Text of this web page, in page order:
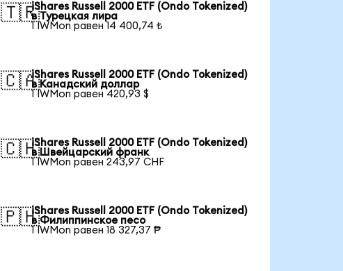
🇹🇷iShares Russell 2000 ETF (Ondo Tokenized)
в Турецкая лира
1 IWMon равен 14 400,74 ₺
🇨🇦iShares Russell 2000 ETF (Ondo Tokenized)
в Канадский доллар
1 IWMon равен 420,93 $
🇨🇭iShares Russell 2000 ETF (Ondo Tokenized)
в Швейцарский франк
1 IWMon равен 243,97 CHF
🇵🇭iShares Russell 2000 ETF (Ondo Tokenized)
в Филиппинское песо
1 IWMon равен 18 327,37 ₱